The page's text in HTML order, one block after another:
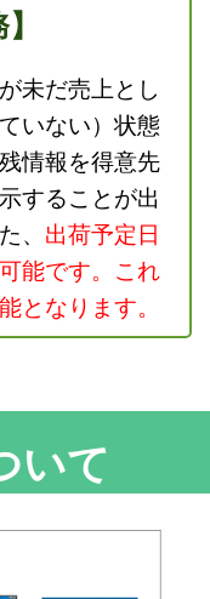
未だ売上とし
いない）状態
情報を得意先
することが出
、 出荷予定日
能です。 これ
となります。
いて